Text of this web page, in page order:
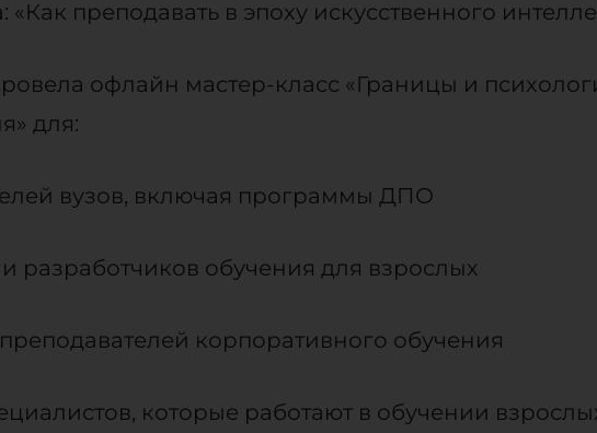
преподавать в эпоху искусственного
офлайн мастер-класс «Границы и
для:
вузов, включая программы ДПО
и разработчиков обучения для взрослых
корпоративного обучения
которые работают в обучении